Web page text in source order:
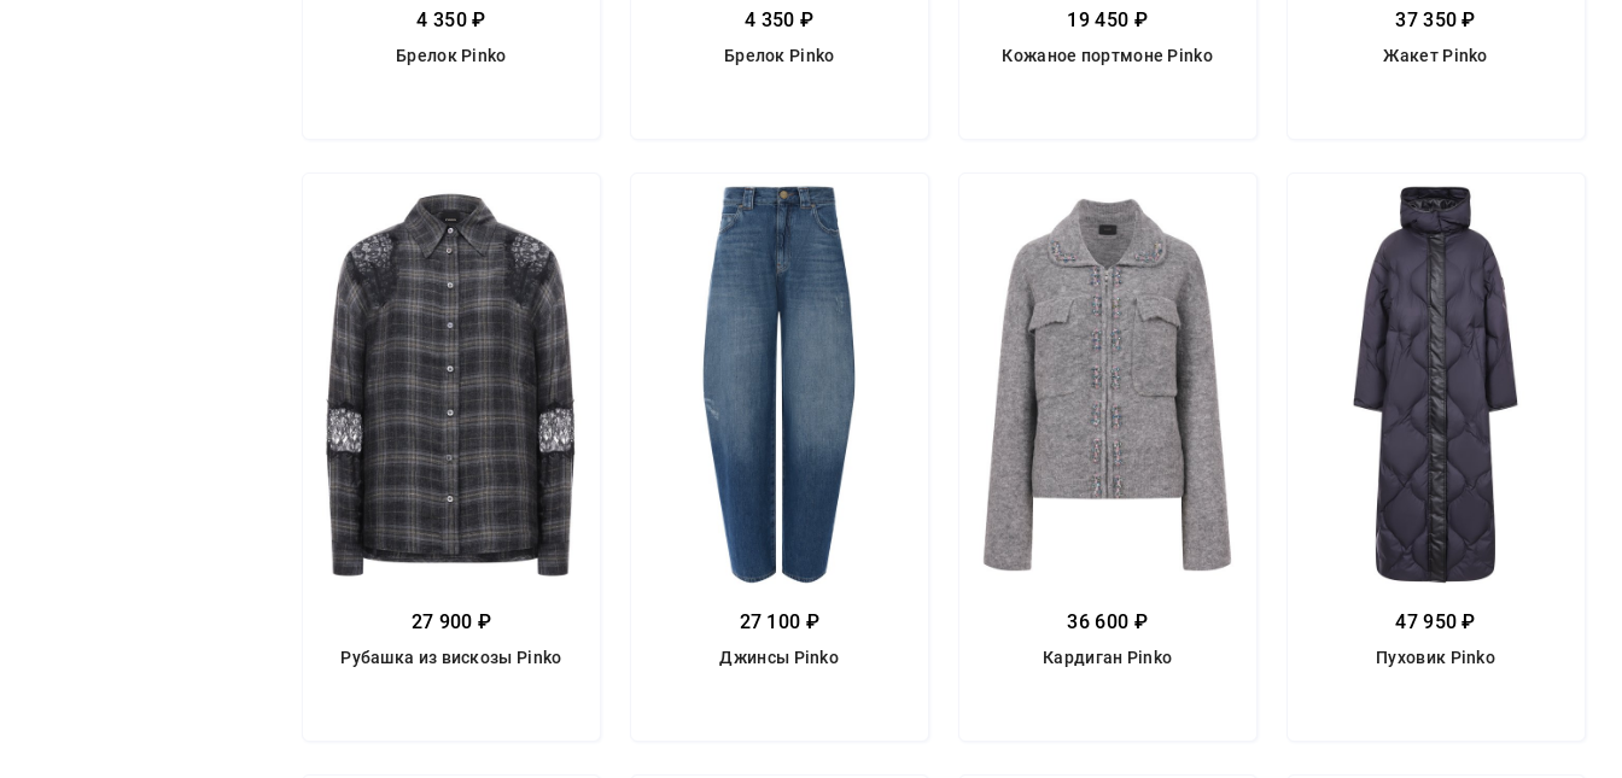
4 350 ₽
Брелок Pinko
4 350 ₽
Брелок Pinko
19 450 ₽
Кожаное портмоне Pinko
37 350 ₽
Жакет Pinko
27 900 ₽
Рубашка из вискозы Pinko
27 100 ₽
Джинсы Pinko
36 600 ₽
Кардиган Pinko
47 950 ₽
Пуховик Pinko